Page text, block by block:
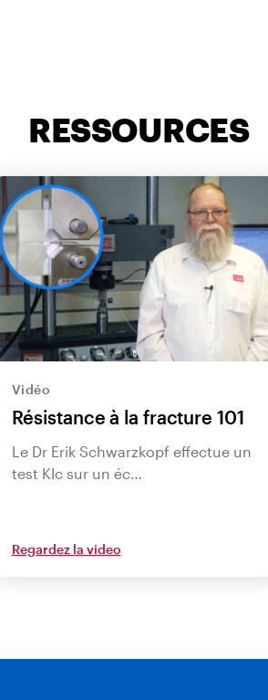
RESSOURCES
Vidéo
Résistance à la fracture 101
Le Dr Erik Schwarzkopf effectue un
test KIc sur un éc…
Regardez la video